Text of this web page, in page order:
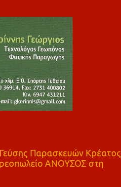
Παρασκευών Κρέατος
ΑΝΟΥΣΟΣ στη